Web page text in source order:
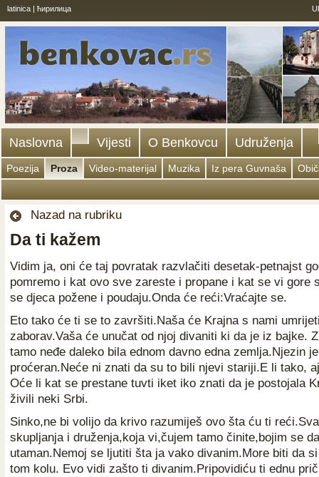
latinica | ћирилица
Naslovna Vijesti O Benkovcu Udruženja
Poezija Proza Video-materijal Muzika Iz pera Guvnaša
Nazad na rubriku
Da ti kažem
Vidim ja, oni će taj povratak razvlačiti desetak-petnajst
pomremo i kat ovo sve zareste i propane i kat se vi gore
se djeca požene i poudaju.Onda će reći:Vraćajte se.
Eto tako će ti se to završiti.Naša će Krajna s nami
zaborav.Vaša će unučat od njoj divaniti ki da je iz bajke.
tamo neđe daleko bila ednom davno edna zemlja.Njezin
proćeran.Neće ni znati da su to bili njevi stariji.E li tako,
Oće li kat se prestane tuvti iket iko znati da je postojala
živili neki Srbi.
Sinko,ne bi volijo da krivo razumiješ ovo šta ću ti
skupljanja i druženja,koja vi,čujem tamo činite,bojim se
utaman.Nemoj se ljutiti šta ja vako divanim.More biti da
tom kolu. Evo vidi zašto ti divanim.Pripovidiću ti ednu